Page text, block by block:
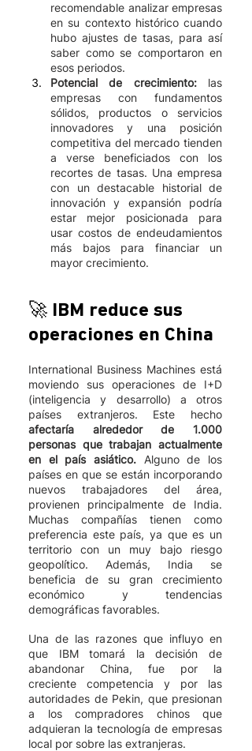
recomendable analizar empresas
en su contexto histórico cuando
hubo ajustes de tasas, para así
saber como se comportaron en
esos periodos.
Potencial de crecimiento: las
empresas con fundamentos
sólidos, productos o servicios
innovadores y una posición
competitiva del mercado tienden
a verse beneficiados con los
recortes de tasas. Una empresa
con un destacable historial de
innovación y expansión podría
estar mejor posicionada para
usar costos de endeudamientos
más bajos para financiar un
mayor crecimiento.
🚀 IBM reduce sus
operaciones en China
International Business Machines está
moviendo sus operaciones de I+D
(inteligencia y desarrollo) a otros
afectaría alrededor de 1.000
personas que trabajan actualmente
en el país asiático. Alguno de los
países en que se están incorporando
nuevos trabajadores del área,
provienen principalmente de India.
Muchas compañías tienen como
preferencia este país, ya que es un
territorio con un muy bajo riesgo
geopolítico. Además, India se
beneficia de su gran crecimiento
económico y tendencias
demográficas favorables.
Una de las razones que influyo en
que IBM tomará la decisión de
abandonar China, fue por la
creciente competencia y por las
autoridades de Pekin, que presionan
a los compradores chinos que
adquieran la tecnología de empresas
local por sobre las extranjeras.